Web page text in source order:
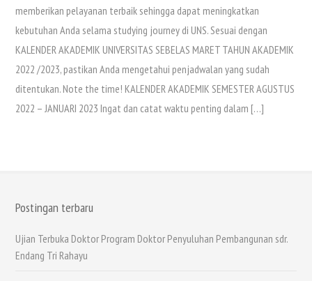
memberikan pelayanan terbaik sehingga dapat meningkatkan
kebutuhan Anda selama studying journey di UNS. Sesuai dengan
KALENDER AKADEMIK UNIVERSITAS SEBELAS MARET TAHUN AKADEMIK
2022 /2023, pastikan Anda mengetahui penjadwalan yang sudah
ditentukan. Note the time! KALENDER AKADEMIK SEMESTER AGUSTUS
2022 – JANUARI 2023 Ingat dan catat waktu penting dalam […]
Postingan terbaru
Ujian Terbuka Doktor Program Doktor Penyuluhan Pembangunan sdr.
Endang Tri Rahayu